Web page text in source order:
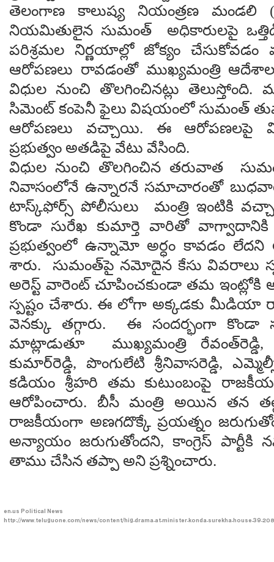
తెలంగాణ కాలుష్య నియంత్రణ మండలి
నియమితులైన సుమంత్‌ అధికారులపై
పరిశ్రమల నిర్ణయాల్లో జోక్యం చేసుకోవడం
ఆరోపణలు రావడంతో ముఖ్యమంత్రి
విధుల నుంచి తొలగించినట్లు
సిమెంట్ కంపెనీ ఫైలు విషయంలో సుమంత్
ఆరోపణలు వచ్చాయి. ఈ ఆరోపణలపై
ప్రభుత్వం అతడిపై వేటు వేసింది.
విధుల నుంచి తొలగించిన తరువాత
నివాసంలోనే ఉన్నారనే సమాచారంతో
టాస్క్‌ఫోర్స్ పోలీసులు మంత్రి ఇంటికి
కొండా సురేఖ కుమార్తె వారితో
ప్రభుత్వంలో ఉన్నామో అర్ధం కావడం లేదని
శారు. సుమంత్‌పై నమోదైన కేసు వివరాలు
అరెస్ట్ వారెంట్ చూపించకుండా తమ ఇంట్లోకి
స్పష్టం చేశారు. ఈ లోగా అక్కడకు మీడియా
వెనక్కు తగ్గారు. ఈ సందర్భంగా
మాట్లాడుతూ ముఖ్యమంత్రి రేవంత్‌రెడ్డి,
కుమార్‌రెడ్డి, పొంగులేటి శ్రీనివాసరెడ్డి,
కడియం శ్రీహరి తమ కుటుంబంపై రాజకీయ
ఆరోపించారు. బీసీ మంత్రి అయిన తన
రాజకీయంగా అణగదొక్కే ప్రయత్నం
అన్యాయం జరుగుతోందని, కాంగ్రెస్ పార్టీకి
తాము చేసిన తప్పా అని ప్రశ్నించారు.
en-usPolitical News
http://www.teluguone.com/news/content/hig-drama-at-minister-konda-surekha-house-39-